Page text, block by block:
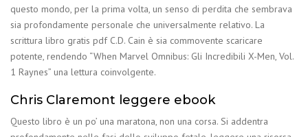
questo mondo, per la prima volta, un senso di perdita che sembrava
sia profondamente personale che universalmente relativo. La
scrittura libro gratis pdf C.D. Cain è sia commovente scaricare
potente, rendendo “When Marvel Omnibus: Gli Incredibili X-Men, Vol.
1 Raynes” una lettura coinvolgente.
Chris Claremont leggere ebook
Questo libro è un po’ una maratona, non una corsa. Si addentra